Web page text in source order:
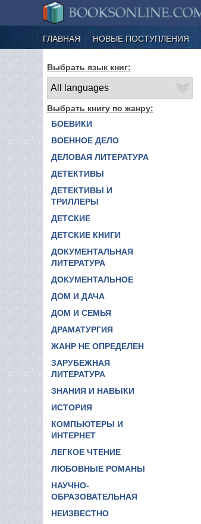
ГЛАВНАЯ НОВЫЕ ПОСТУПЛЕНИЯ
Выбрать язык книг:
Выбрать книгу по жанру:
БОЕВИКИ
ВОЕННОЕ ДЕЛО
ДЕЛОВАЯ ЛИТЕРАТУРА
ДЕТЕКТИВЫ
ДЕТЕКТИВЫ И
ТРИЛЛЕРЫ
ДЕТСКИЕ
ДЕТСКИЕ КНИГИ
ДОКУМЕНТАЛЬНАЯ
ЛИТЕРАТУРА
ДОКУМЕНТАЛЬНОЕ
ДОМ И ДАЧА
ДОМ И СЕМЬЯ
ДРАМАТУРГИЯ
ЖАНР НЕ ОПРЕДЕЛЕН
ЗАРУБЕЖНАЯ
ЛИТЕРАТУРА
ЗНАНИЯ И НАВЫКИ
ИСТОРИЯ
КОМПЬЮТЕРЫ И
ИНТЕРНЕТ
ЛЕГКОЕ ЧТЕНИЕ
ЛЮБОВНЫЕ РОМАНЫ
НАУЧНО-
ОБРАЗОВАТЕЛЬНАЯ
НЕИЗВЕСТНО